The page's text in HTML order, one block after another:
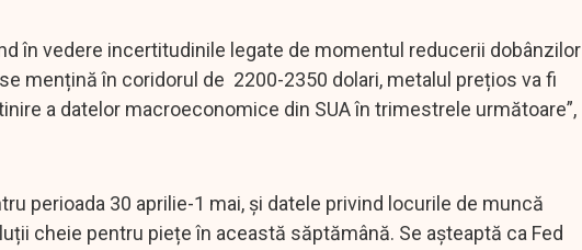
în vedere incertitudinile legate de momentul reducerii dobânzilor
mențină în coridorul de 2200-2350 dolari, metalul prețios va fi
a datelor macroeconomice din SUA în trimestrele următoare”,
perioada 30 aprilie-1 mai, și datele privind locurile de muncă
cheie pentru piețe în această săptămână. Se așteaptă ca Fed